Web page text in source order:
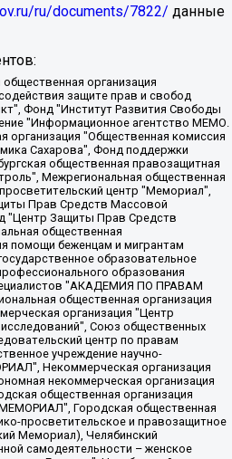
ru/documents/7822/ данные
Foundation" (США), являющаяся владельцем интернет-издания https://mnews.world/, Компания "Stichting Bellingcat", зарегистрированная в Нидерландах (дата регистрации 11.07.2018), Захаров Андрей Вячеславович, Клепиковская Екатерина Дмитриевна, Общество с ограниченной ответственностью "МЕМО", Перл Роман Александрович, Симонов Евгений Алексеевич, Соловьева Елена Анатольевна, Сотников Даниил Владимирович, Сурначева Елизавета Дмитриевна, Автономная некоммерческая организация по защите прав человека и информированию населения "Якутия – Наше Мнение", Общество с ограниченной ответственностью "Москоу диджитал медиа", с 26.01.2023 Общество с ограниченной ответственностью "Чайка Белые сады", Ветошкина Валерия Валерьевна, Заговора Максим Александрович, Межрегиональное общественное движение "Российская ЛГБТ - сеть", Оленичев Максим Владимирович, Павлов Иван Юрьевич, Скворцова Елена Сергеевна, Общество с ограниченной ответственностью "Как бы инагент", Кочетков Игорь Викторович, Общество с ограниченной ответственностью "Честные выборы", Еланчик Олег Александрович, Общество с ограниченной ответственностью "Нобелевский призыв", Гималова Регина Эмилевна, Григорьев Андрей Валерьевич, Григорьева Алина Александровна, Ассоциация по содействию защите прав призывников, альтернативнослужащих и военнослужащих "Правозащитная группа "Гражданин.Армия.Право", Хисамова Регина Фаритовна, Автономная некоммерческая организация по реализации социально-правовых программ "Лилит", Дальневосточное общественное движение "Маяк", Санкт-Петербургская ЛГБТ-инициативная группа "Выход", Инициативная группа ЛГБТ+ "Реверс", Алексеев Андрей Викторович, Бекбулатова Таисия Львовна, Беляев Иван Михайлович, Владыкина Елена Сергеевна, Гельман Марат Александрович, Никульшина Вероника Юрьевна, Толоконникова Надежда Андреевна, Шендерович Виктор Анатольевич, Общество с ограниченной ответственностью "Данное сообщение", Общество с ограниченной ответственностью Издательский дом "Новая глава", Айнбиндер Александра Александровна, Московский комьюнити-центр для ЛГБТ+инициатив, Благотворительный фонд развития филантропии, Deutsche Welle (Германия, Kurt-Schumacher-Strasse 3, 53113 Bonn), Борзунова Мария Михайловна, Воробьев Виктор Викторович, Голубева Анна Львовна, Константинова Алла Михайловна, Малкова Ирина Владимировна, Мурадов Мурад Абдулгалимович, Осетинская Елизавета Николаевна, Понасенков Евгений Николаевич, Ганапольский Матвей Юрьевич, Киселев Евгений Алексеевич, Борухович Ирина Григорьевна, Дремин Иван Тимофеевич, Дубровский Дмитрий Викторович, Красноярская региональная общественная организация поддержки и развития альтернативных образовательных технологий и межкультурных коммуникаций "ИНТЕРРА", Маяковская Екатерина Алексеевна, Фейгин Марк Захарович, Филимонов Андрей Викторович, Дзугкоева Регина Николаевна, Доброхотов Роман Александрович, Дудь Юрий Александрович, Елкин Сергей Владимирович, Кругликов Кирилл Игоревич, Сабунаева Мария Леонидовна, Семенов Алексей Владимирович, Шаинян Карен Багратович, Шульман Екатерина Михайловна, Асафьев Артур Валерьевич, Вахштайн Виктор Семенович, Венедиктов Алексей Алексеевич, Лушникова Екатерина Евгеньевна, Волков Леонид Михайлович, Невзоров Александр Глебович, Пархоменко Сергей Борисович, Сироткин Ярослав Николаевич, Кара-Мурза Владимир Владимирович, Баранова Наталья Владимировна, Гозман Леонид Яковлевич, Кагарлицкий Борис Юльевич, Климарев Михаил Валерьевич, Милов Владимир Станиславович, Автономная некоммерческая организация Краснодарский центр современного искусства "Типография", Моргенштерн Алишер Тагирович, Соболь Любовь Эдуардовна, Общество с ограниченной ответственностью "ЛИЗА НОРМ", Каспаров Гарри Кимович, Ходорковский Михаил Борисович, Общество с ограниченной ответственностью "Апрельские тезисы", Данилович Ирина Брониславовна, Кашин Олег Владимирович, Петров Николай Владимирович, Пивоваров Алексей Владимирович, Соколов Михаил Владимирович, Цветкова Юлия Владимировна, Чичваркин Евгений Александрович, Комитет против пыток/Команда против пыток, Общество с ограниченной ответственностью "Первый научный", Общество с ограниченной ответственностью "Вертолет и ко", Белоцерковская Вероника Борисовна, Кац Максим Евгеньевич, Лазарева Татьяна Юрьевна, Шаведдинов Руслан Табризович, Яшин Илья Валерьевич, Общество с ограниченной ответственностью "Иноагент ААВ", Алешковский Дмитрий Петрович, Альбац Евгения Марковна, Быков Дмитрий Львович, Галямина Юлия Евгеньевна, Лойко Сергей Леонидович, Мартынов Кирилл Константинович, Медведев Сергей Александрович, Крашенинников Федор Геннадиевич, Гордеева Катерина Вл